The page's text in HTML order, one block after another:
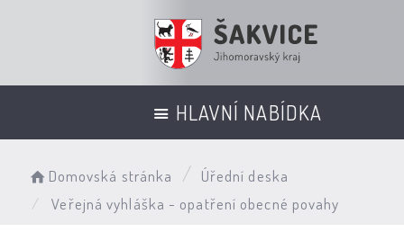
HLAVNÍ NABÍDKA
Domovská stránka
Úřední deska
Veřejná vyhláška - opatření obecné povahy